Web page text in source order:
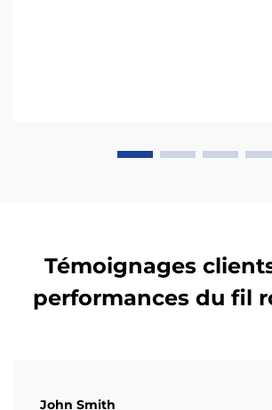
Témoignages
performances du fil
John Smith